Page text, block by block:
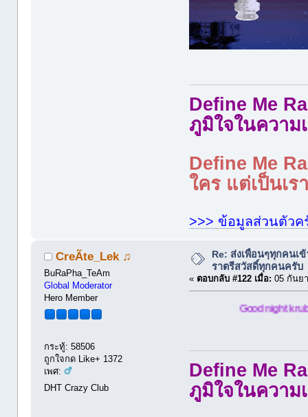
Define Me
ภูมิใจในความ
Define Me
ใคร แต่เป็นเ
>>> ข้อมูลส่วนตัวค
CreÃte_Lek ♫
BuRaPha_TeAm
Global Moderator
Hero Member
กระทู้: 58506
ถูกใจกด Like+ 1372
เพศ:
DHT Crazy Club
Re: ส่งเพื่อนๆทุกคนเ
ราตรีสวัสดิ์ทุกคนครับ
« ตอบกลับ #122 เมื่อ: 05 กันย
Good night krub
Define Me
ภูมิใจในความ